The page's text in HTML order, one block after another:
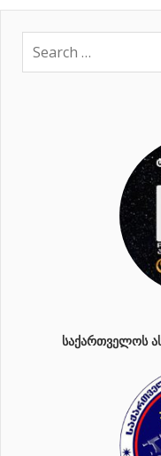
ᲡᲐᲥᲐᲠᲗᲕᲔᲚᲝᲡ